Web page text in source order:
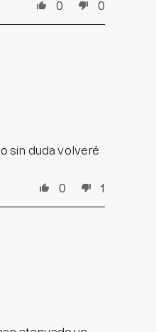
0 0
sin duda volveré
0 1